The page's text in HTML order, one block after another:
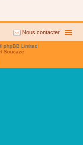
Nous contacter
phpBB Limited
Soucaze